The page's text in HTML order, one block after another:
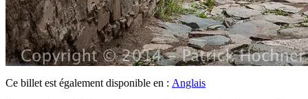
Ce billet est également disponible en : Anglais